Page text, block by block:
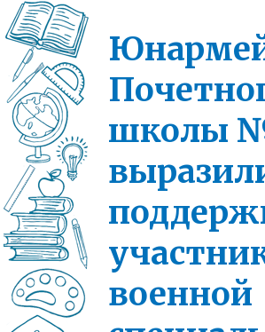
школы
военной